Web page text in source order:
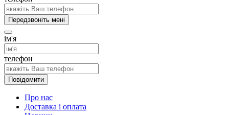
Передзвоніть мені
ім'я
телефон
Повідомити
Про нас
Доставка і оплата